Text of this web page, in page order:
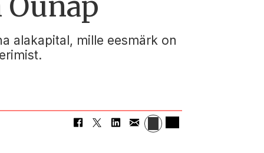
alakapital, mille eesmärk on